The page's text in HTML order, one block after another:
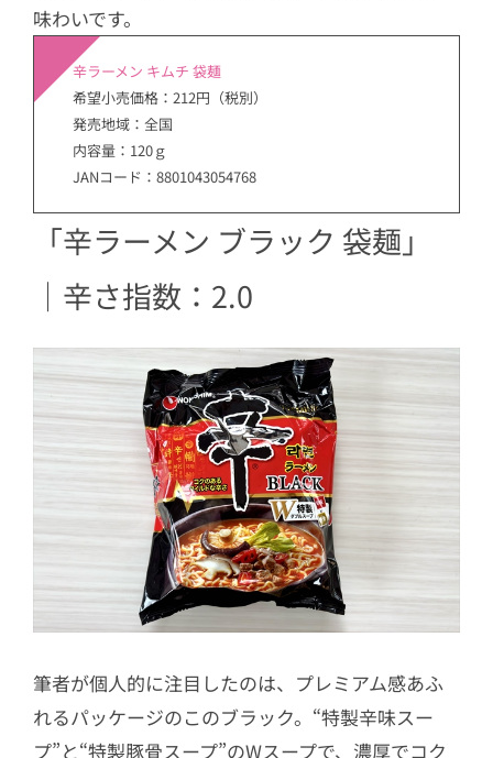
味わいです。
辛ラーメン キムチ 袋麺
希望小売価格：212円（税別）
発売地域：全国
内容量：120ｇ
JANコード：8801043054768
「辛ラーメン ブラック 袋麺」
｜辛さ指数：2.0
筆者が個人的に注目したのは、プレミアム感あふ
れるパッケージのこのブラック。“特製辛味スー
プ”と“特製豚骨スープ”のWスープで、濃厚でコク